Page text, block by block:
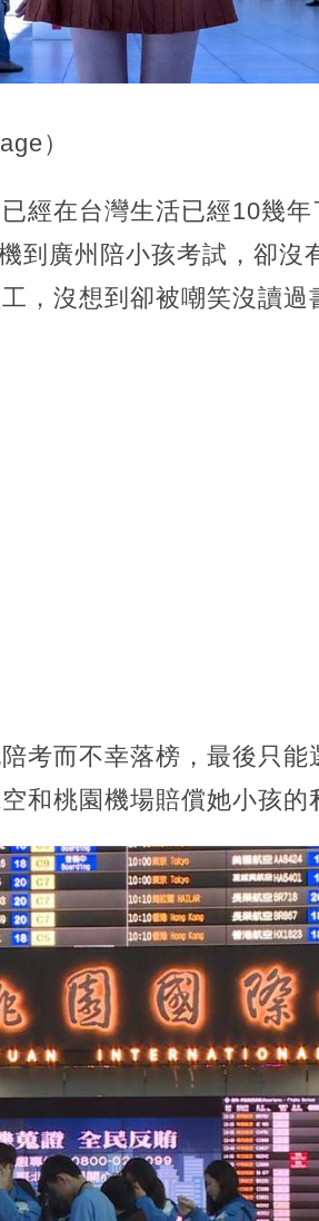
）
經在台灣生活已經10幾
到廣州陪小孩考試，卻沒
，沒想到卻被嘲笑沒讀
考而不幸落榜，最後只
和桃園機場賠償她小孩的